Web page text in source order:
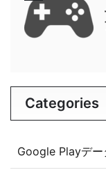
Categories
Google Playデー